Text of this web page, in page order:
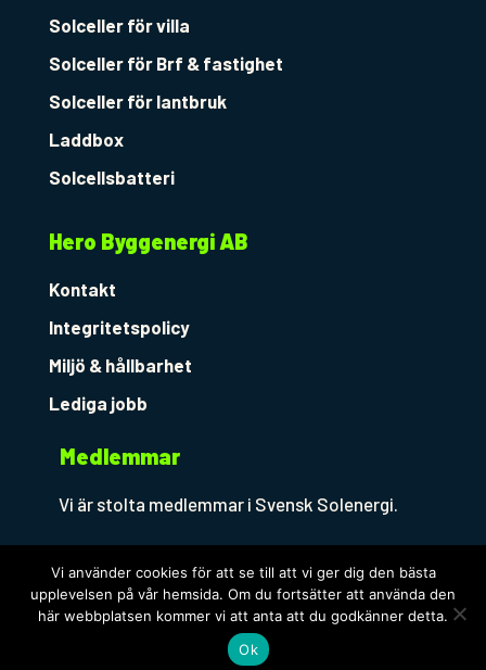
Solceller för villa
Solceller för Brf & fastighet
Solceller för lantbruk
Laddbox
Solcellsbatteri
Hero Byggenergi AB
Kontakt
Integritetspolicy
Miljö & hållbarhet
Lediga jobb
Medlemmar
Vi är stolta medlemmar i Svensk Solenergi.
Vi använder cookies för att se till att vi ger dig den bästa
upplevelsen på vår hemsida. Om du fortsätter att använda den
här webbplatsen kommer vi att anta att du godkänner detta.
Ok